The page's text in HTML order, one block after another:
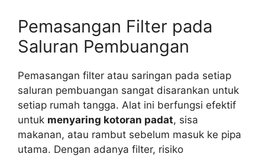
Pemasangan Filter pada
Saluran Pembuangan
Pemasangan filter atau saringan pada setiap
saluran pembuangan sangat disarankan untuk
setiap rumah tangga. Alat ini berfungsi efektif
untuk menyaring kotoran padat, sisa
makanan, atau rambut sebelum masuk ke pipa
utama. Dengan adanya filter, risiko